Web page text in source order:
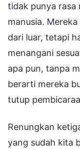
tidak punya rasa
manusia.
dari luar, tetapi
menangani
apa pun, tanpa
berarti mereka
tutup
Renungkan
yang sudah kita